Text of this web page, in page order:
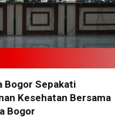
Bogor Sepakati
Kesehatan Bersama
Bogor